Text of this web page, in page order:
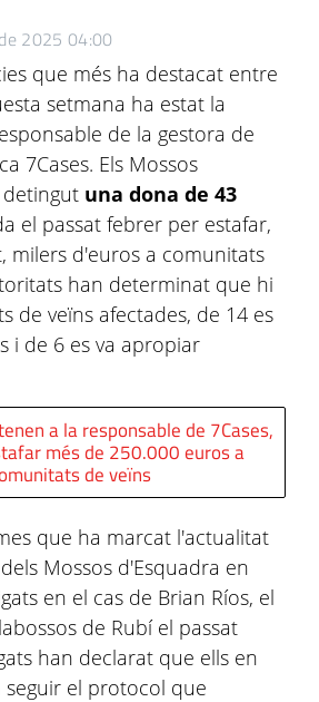
2025 04:00
que més ha destacat entre
setmana ha estat la
de la gestora de
7Cases. Els Mossos
una dona de 43
el passat febrer per estafar,
milers d'euros a comunitats
han determinat que hi
de veïns afectades, de 14 es
i de 6 es va apropiar
a la responsable de 7Cases,
més de 250.000 euros a
de veïns
que ha marcat l'actualitat
Mossos d'Esquadra en
en el cas de Brian Ríos, el
de Rubí el passat
han declarat que ells en
el protocol que